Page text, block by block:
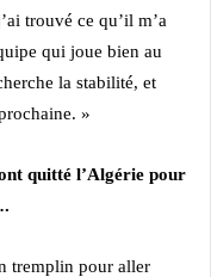
trouvé ce qu’il m’a
qui joue bien au
la stabilité, et
»
quitté l’Algérie pour
tremplin pour aller